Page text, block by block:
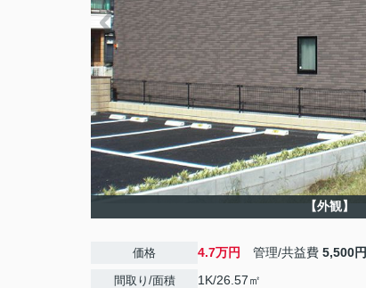
【外観】
価格 4.7万円 管理/共益費 5,500円
間取り/面積 1K/26.57㎡